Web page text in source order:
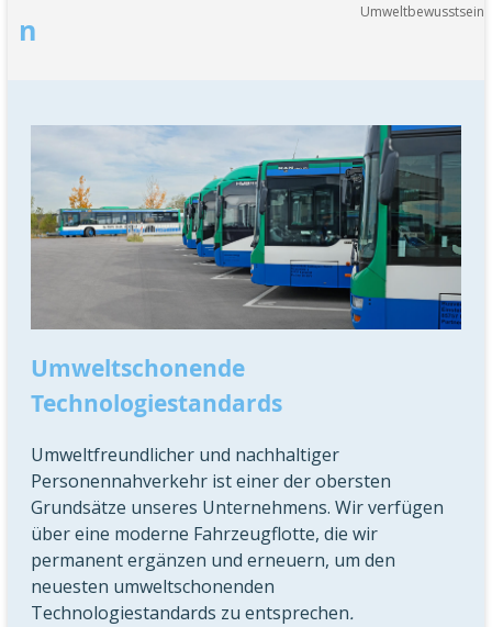
n
Umweltbewusstsein
Umweltschonende
Technologiestandards
Umweltfreundlicher und nachhaltiger
Personennahverkehr ist einer der obersten
Grundsätze unseres Unternehmens. Wir verfügen
über eine moderne Fahrzeugflotte, die wir
permanent ergänzen und erneuern, um den
neuesten umweltschonenden
Technologiestandards zu entsprechen.